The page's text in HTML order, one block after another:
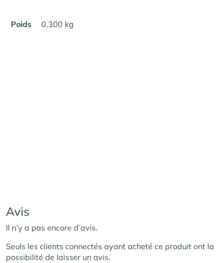
Poids 0,300 kg
Avis
Il n’y a pas encore d’avis.
Seuls les clients connectés ayant acheté ce produit ont la
possibilité de laisser un avis.